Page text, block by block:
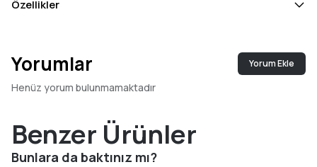
Ürünün içinde kalem koymak için 2 göz, 4 kartlık göz ve
fermuarsız 2 iç cep bulunmaktadır.
Genişlik x Yükseklik x Taban Derinlik: 40x31x6 cm''dir.
Özellikler
Yorumlar Yorum Ekle
Henüz yorum bulunmamaktadır
Benzer Ürünler
Bunlara da baktınız mı?